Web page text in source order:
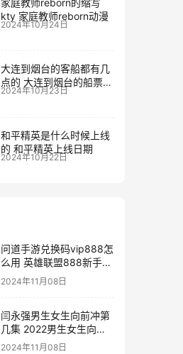
kty 家庭教师reborn动漫
2024年10月24日
大连到烟台的客船都有几
点的 大连到烟台的船票价
格
2024年10月23日
和平精英是什么时候上线
的 和平精英上线日期
2024年10月22日
问道手游兑换码vip888怎
么用 英雄联盟888新手礼
包
2024年11月08日
闫永强男生女生向前冲第
几集 2022男生女生向前
冲报名通道
2024年11月08日